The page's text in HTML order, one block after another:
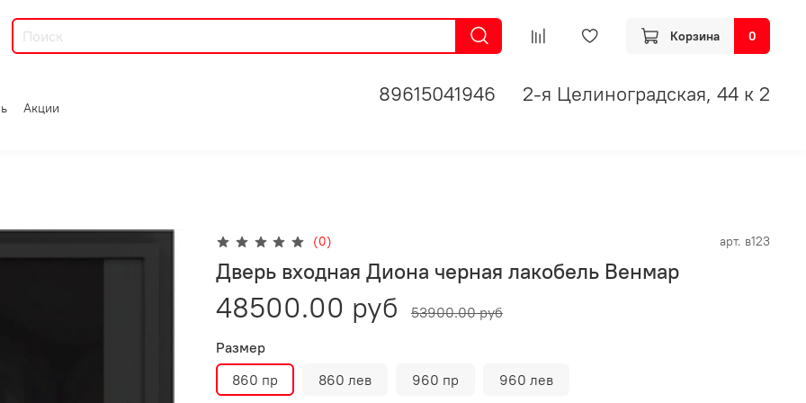
Корзина 0
Акции
89615041946 2-я Целиноградская, 44 к 2
(0) арт. в123
Дверь входная Диона черная лакобель Венмар
48500.00 руб
53900.00 руб
Размер
860 пр
860 лев 960 пр 960 лев